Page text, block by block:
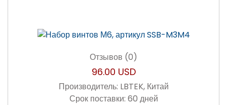
Отзывов (0)
96.00 USD
Производитель: LBTEK, Китай
Срок поставки: 60 дней